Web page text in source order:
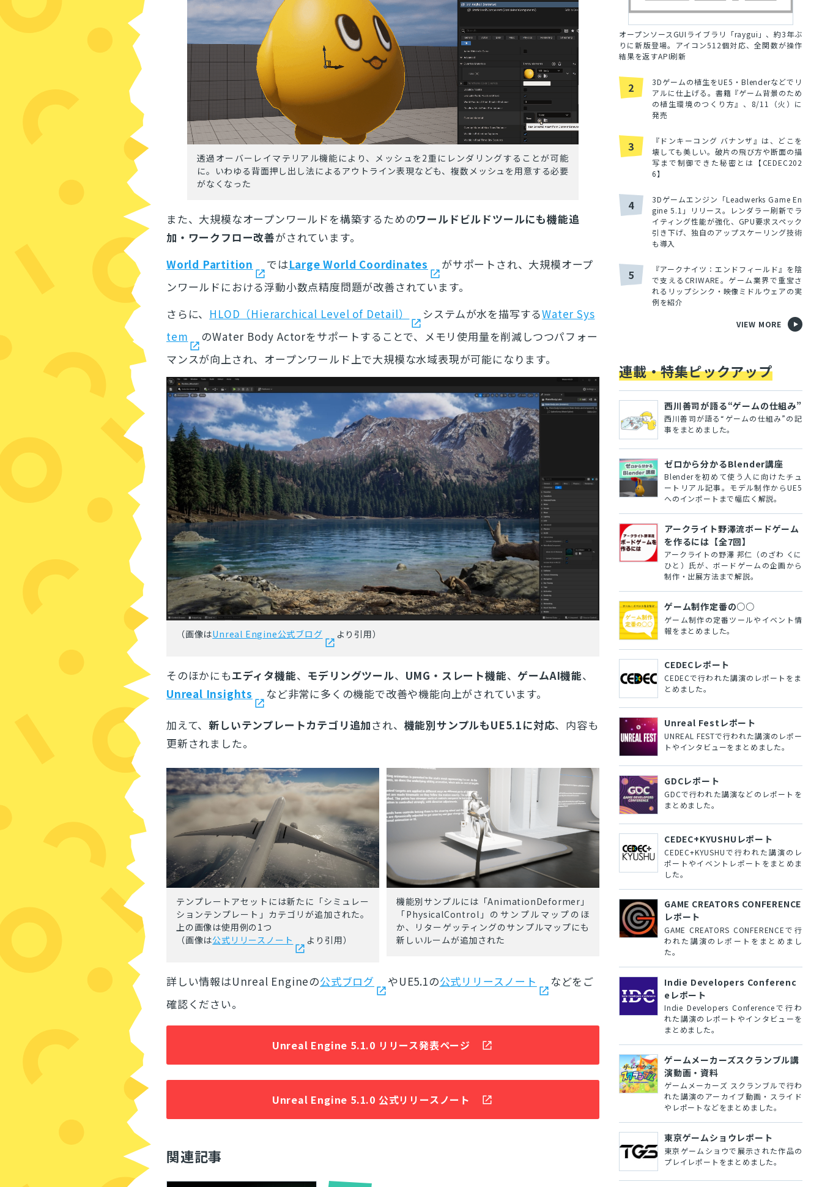
透過オーバーレイマテリアル機能により、メッシュを2重にレンダリングすることが可能
に。いわゆる背面押し出し法によるアウトライン表現なども、複数メッシュを用意する必要
がなくなった
また、大規模なオープンワールドを構築するためのワールドビルドツールにも機能追
加・ワークフロー改善がされています。
World Partition
ではLarge World Coordinates
がサポートされ、大規模オープ
ンワールドにおける浮動小数点精度問題が改善されています。
さらに、 HLOD（Hierarchical Level of Detail） システムが水を描写するWater Sys
tem
のWater Body Actorをサポートすることで、メモリ使用量を削減しつつパフォー
マンスが向上され、オープンワールド上で大規模な水域表現が可能になります。
（画像はUnreal Engine公式ブログ より引用）
そのほかにもエディタ機能、 モデリングツール、 UMG・スレート機能、ゲームAI機能、
Unreal Insights
など非常に多くの機能で改善や機能向上がされています。
加えて、新しいテンプレートカテゴリ追加され、 機能別サンプルもUE5.1に対応、内容も
更新されました。
テンプレートアセットには新たに「シミュレー
ションテンプレート」カテゴリが追加された。
上の画像は使用例の1つ
（画像は公式リリースノート より引用）
機能別サンプルには「AnimationDeformer」
「PhysicalControl」のサンプルマップのほ
か、リターゲッティングのサンプルマップにも
新しいルームが追加された
詳しい情報はUnreal Engineの公式ブログ やUE5.1の公式リリースノート
などをご
確認ください。
Unreal Engine 5.1.0 リリース発表ページ
Unreal Engine 5.1.0 公式リリースノート
関連記事
オープンソースGUIライブラリ「raygui」、約3年ぶ
りに新版登場。アイコン512個対応、全関数が操作
結果を返すAPI刷新
2
3Dゲームの植生をUE5・Blenderなどでリ
アルに仕上げる。書籍『ゲーム背景のため
の植生環境のつくり方』、8/11（火）に
発売
3
『ドンキーコング バナンザ』は、どこを
壊しても美しい。破片の飛び方や断面の描
写まで制御できた秘密とは【CEDEC202
6】
4
3Dゲームエンジン「Leadwerks Game En
gine 5.1」リリース。レンダラー刷新でラ
イティング性能が強化、GPU要求スペック
引き下げ、独自のアップスケーリング技術
も導入
5
『アークナイツ：エンドフィールド』を陰
で支えるCRIWARE。ゲーム業界で重宝さ
れるリップシンク・映像ミドルウェアの実
例を紹介
VIEW MORE
連載・特集ピックアップ
西川善司が語る“ゲームの仕組み”
西川善司が語る“ゲームの仕組み”の記
事をまとめました。
ゼロから分かるBlender講座
Blenderを初めて使う人に向けたチュ
ートリアル記事。モデル制作からUE5
へのインポートまで幅広く解説。
アークライト野澤流ボードゲーム
を作るには【全7回】
アークライトの野澤 邦仁（のざわ くに
ひと）氏が、ボードゲームの企画から
制作・出展方法まで解説。
ゲーム制作定番の○○
ゲーム制作の定番ツールやイベント情
報をまとめました。
CEDECレポート
CEDECで行われた講演のレポートをま
とめました。
Unreal Festレポート
UNREAL FESTで行われた講演のレポー
トやインタビューをまとめました。
GDCレポート
GDCで行われた講演などのレポートを
まとめました。
CEDEC+KYUSHUレポート
CEDEC+KYUSHUで行われた講演のレ
ポートやイベントレポートをまとめま
した。
GAME CREATORS CONFERENCE
レポート
GAME CREATORS CONFERENCEで行
われた講演のレポートをまとめまし
た。
Indie Developers Conferenc
eレポート
Indie Developers Conferenceで行わ
れた講演のレポートやインタビューを
まとめました。
ゲームメーカーズスクランブル講
演動画・資料
ゲームメーカーズ スクランブルで行わ
れた講演のアーカイブ動画・スライド
やレポートなどをまとめました。
東京ゲームショウレポート
東京ゲームショウで展示された作品の
プレイレポートをまとめました。
とじる
検索